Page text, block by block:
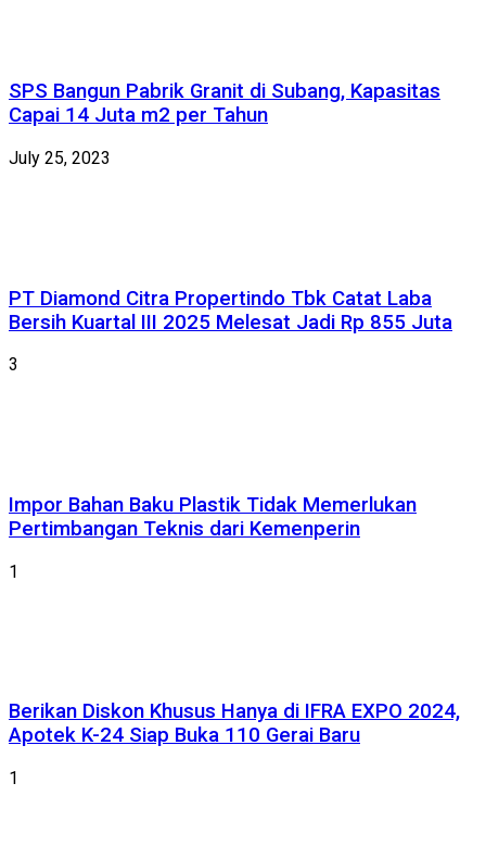
SPS Bangun Pabrik Granit di Subang, Kapasitas
Capai 14 Juta m2 per Tahun
July 25, 2023
PT Diamond Citra Propertindo Tbk Catat Laba
Bersih Kuartal III 2025 Melesat Jadi Rp 855 Juta
3
Impor Bahan Baku Plastik Tidak Memerlukan
Pertimbangan Teknis dari Kemenperin
1
Berikan Diskon Khusus Hanya di IFRA EXPO 2024,
Apotek K-24 Siap Buka 110 Gerai Baru
1